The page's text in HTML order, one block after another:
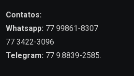
Contatos:
Whatsapp: 77 99861-8307
77 3422-3096
Telegram: 77 9.8839-2585.